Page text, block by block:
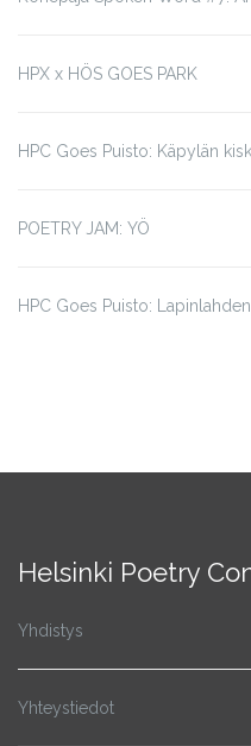
HPX x HÖS GOES PARK
HPC Goes Puisto: Käpylän
POETRY JAM: YÖ
HPC Goes Puisto:
Helsinki Poetry
Yhdistys
Yhteystiedot